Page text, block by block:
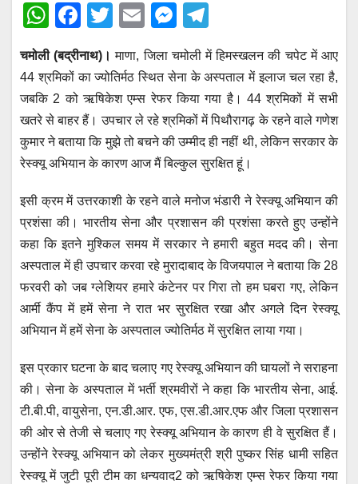
W
at
s
A
p
p
F
c
e
b
o
o
k
T
tt
er
E
m
ail
M
e
ss
e
n
g
er
el
e
gr
a
m
चमोली (बद्रीनाथ)। माणा, जिला चमोली में हिमस्खलन की चपेट में आए
44 श्रमिकों का ज्योतिर्मठ स्थित सेना के अस्पताल में इलाज चल रहा है,
जबकि 2 को ऋषिकेश एम्स रेफर किया गया है। 44 श्रमिकों में सभी
खतरे से बाहर हैं। उपचार ले रहे श्रमिकों में पिथौरागढ़ के रहने वाले गणेश
कुमार ने बताया कि मुझे तो बचने की उम्मीद ही नहीं थी, लेकिन सरकार के
रेस्क्यू अभियान के कारण आज मैं बिल्कुल सुरक्षित हूं।
इसी क्रम में उत्तरकाशी के रहने वाले मनोज भंडारी ने रेस्क्यू अभियान की
प्रशंसा की। भारतीय सेना और प्रशासन की प्रशंसा करते हुए उन्होंने
कहा कि इतने मुश्किल समय में सरकार ने हमारी बहुत मदद की। सेना
अस्पताल में ही उपचार करवा रहे मुरादाबाद के विजयपाल ने बताया कि 28
फरवरी को जब ग्लेशियर हमारे कंटेनर पर गिरा तो हम घबरा गए, लेकिन
आर्मी कैंप में हमें सेना ने रात भर सुरक्षित रखा और अगले दिन रेस्क्यू
अभियान में हमें सेना के अस्पताल ज्योतिर्मठ में सुरक्षित लाया गया।
इस प्रकार घटना के बाद चलाए गए रेस्क्यू अभियान की घायलों ने सराहना
की। सेना के अस्पताल में भर्ती श्रमवीरों ने कहा कि भारतीय सेना, आई.
टी.बी.पी, वायुसेना, एन.डी.आर. एफ, एस.डी.आर.एफ और जिला प्रशासन
की ओर से तेजी से चलाए गए रेस्क्यू अभियान के कारण ही वे सुरक्षित हैं।
उन्होंने रेस्क्यू अभियान को लेकर मुख्यमंत्री श्री पुष्कर सिंह धामी सहित
रेस्क्यू में जुटी पूरी टीम का धन्यवाद2 को ऋषिकेश एम्स रेफर किया गया